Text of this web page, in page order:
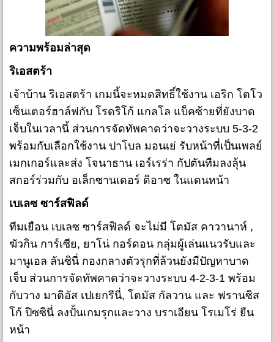
ความพร้อมล่าสุด
ริเอสตร้า
เจ้าบ้าน ริเอสตร้า เกมนี้จะหมดสิทธิ์ใช้งาน เอริก โตโว
เซ็นเตอร์ฮาล์ฟกับ โรดริโก้ แกลโล แบ็คซ้ายที่ยังบาด
เจ็บในเวลานี้ ส่วนการจัดทัพคาดว่าจะวางระบบ 5-3-2
พร้อมกับเลือกใช้งาน ปาโบล มอนเย่ รับหน้าที่เป็นเพลย์
เมกเกอร์และส่ง โจนาธาน เอร์เรร่า กัปตันทีมลงลุ้น
สกอร์ร่วมกับ อเล็กซานเดอร์ ดิอาซ ในแดนหน้า
เบเลซ ซาร์สฟิลด์
ทีมเยือน เบเลซ ซาร์สฟิลด์ จะไม่มี โตมัส คาวานาห์ ,
ฆัวกิน การ์เซีย, ยาโน่ กอร์ดอน กลุ่มผู้เล่นแนวรับและ
มานูเอล ลันซินี่ กองกลางตัวรุกที่ล้วนยังมีปัญหาบาด
เจ็บ ส่วนการจัดทัพคาดว่าจะวางระบบ 4-2-3-1 พร้อม
กับวาง มาติอัส เปเยกรีนี่, โตมัส กัลวาน และ ฟรานซิส
โก้ ปิซซินี่ ลงปั้นเกมรุกและวาง บราเอียน โรเมโร่ ยืน
หน้า